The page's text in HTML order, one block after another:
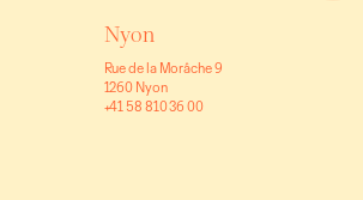
Nyon
Rue de la Morâche 9
1260 Nyon
+41 58 810 36 00